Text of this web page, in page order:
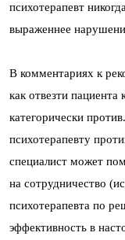
психотерапевт
выраженнее
В комментариях к
как отвезти пациента
категорически
психотерапевту
специалист может
на сотрудничество
психотерапевта по
эффективность в